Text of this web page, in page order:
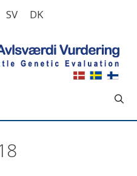
SV DK